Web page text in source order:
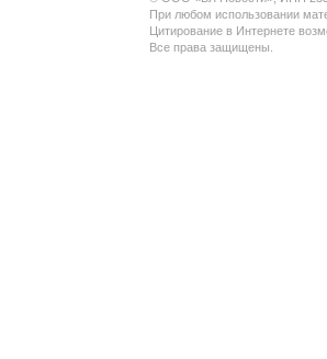
При любом использовании
Цитирование в Интернете
Все права защищены.